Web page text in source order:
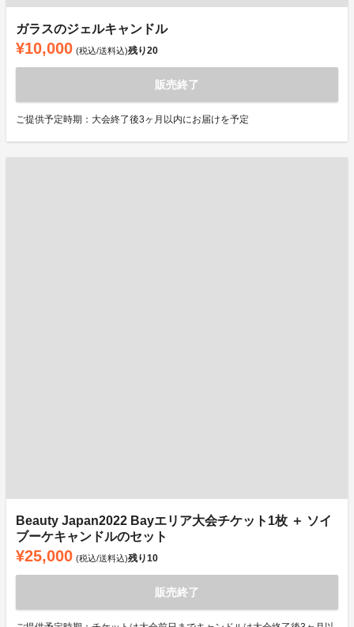
ガラスのジェルキャンドル
¥10,000 (税込/送料込)残り20
販売終了
ご提供予定時期：大会終了後3ヶ月以内にお届けを予定
Beauty Japan2022 Bayエリア大会チケット1枚 ＋ ソイ
ブーケキャンドルのセット
¥25,000 (税込/送料込)残り10
販売終了